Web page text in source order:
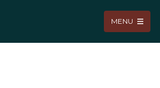
MENU